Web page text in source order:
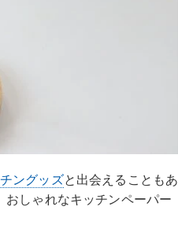
ングッズと出会えることもあ
おしゃれなキッチンペーパー